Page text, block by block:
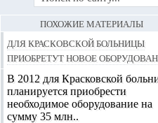
ПОХОЖИЕ МАТЕРИАЛЫ
Для Красковской больницы
приобретут новое
В 2012 для Красковской
планируется приобрести
необходимое оборудование на
сумму 35 млн..